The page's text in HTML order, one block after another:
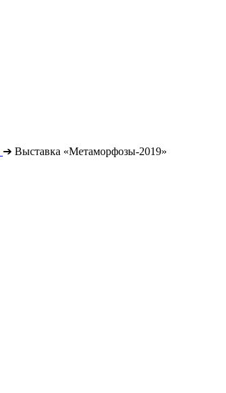
➔ Выставка «Метаморфозы-2019»